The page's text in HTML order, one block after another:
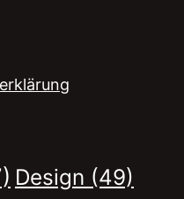
Design (49)